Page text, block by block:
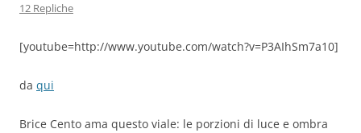
12 Repliche
[youtube=http://www.youtube.com/watch?v=P3AIhSm7a10]
da qui
Brice Cento ama questo viale: le porzioni di luce e ombra